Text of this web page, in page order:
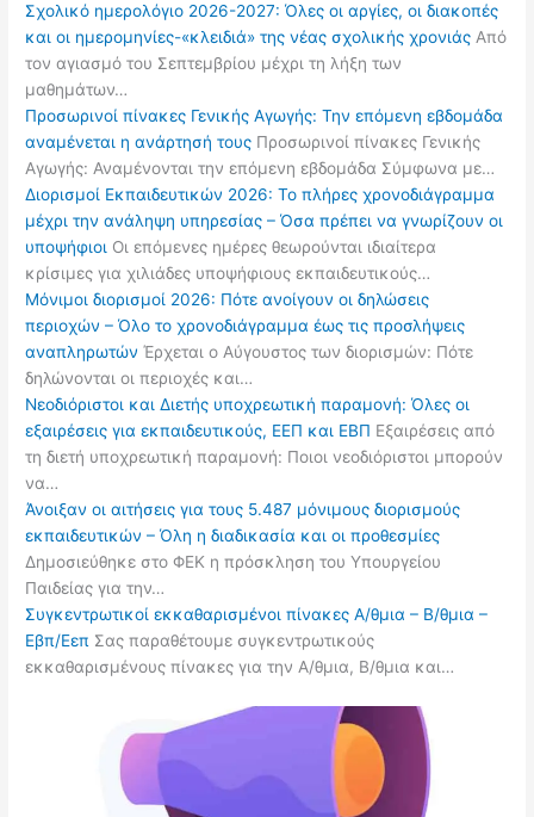
Σχολικό ημερολόγιο 2026-2027: Όλες οι αργίες, οι διακοπές
και οι ημερομηνίες-«κλειδιά» της νέας σχολικής χρονιάς Από
τον αγιασμό του Σεπτεμβρίου μέχρι τη λήξη των
μαθημάτων…
Προσωρινοί πίνακες Γενικής Αγωγής: Την επόμενη εβδομάδα
αναμένεται η ανάρτησή τους Προσωρινοί πίνακες Γενικής
Αγωγής: Αναμένονται την επόμενη εβδομάδα Σύμφωνα με…
Διορισμοί Εκπαιδευτικών 2026: Το πλήρες χρονοδιάγραμμα
μέχρι την ανάληψη υπηρεσίας – Όσα πρέπει να γνωρίζουν οι
υποψήφιοι Οι επόμενες ημέρες θεωρούνται ιδιαίτερα
κρίσιμες για χιλιάδες υποψήφιους εκπαιδευτικούς…
Μόνιμοι διορισμοί 2026: Πότε ανοίγουν οι δηλώσεις
περιοχών – Όλο το χρονοδιάγραμμα έως τις προσλήψεις
αναπληρωτών Έρχεται ο Αύγουστος των διορισμών: Πότε
δηλώνονται οι περιοχές και…
Νεοδιόριστοι και Διετής υποχρεωτική παραμονή: Όλες οι
εξαιρέσεις για εκπαιδευτικούς, ΕΕΠ και ΕΒΠ Εξαιρέσεις από
τη διετή υποχρεωτική παραμονή: Ποιοι νεοδιόριστοι μπορούν
να…
Άνοιξαν οι αιτήσεις για τους 5.487 μόνιμους διορισμούς
εκπαιδευτικών – Όλη η διαδικασία και οι προθεσμίες
Δημοσιεύθηκε στο ΦΕΚ η πρόσκληση του Υπουργείου
Παιδείας για την…
Συγκεντρωτικοί εκκαθαρισμένοι πίνακες Α/θμια – Β/θμια –
Εβπ/Εεπ Σας παραθέτουμε συγκεντρωτικούς
εκκαθαρισμένους πίνακες για την Α/θμια, Β/θμια και…